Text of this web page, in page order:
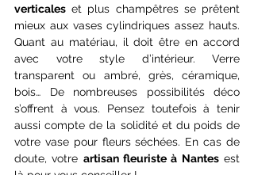
verticales et plus champêtres se prêtent
mieux aux vases cylindriques assez hauts.
Quant au matériau, il doit être en accord
avec votre style d’intérieur. Verre
transparent ou ambré, grès, céramique,
bois… De nombreuses possibilités déco
s’offrent à vous. Pensez toutefois à tenir
aussi compte de la solidité et du poids de
votre vase pour fleurs séchées. En cas de
doute, votre artisan fleuriste à Nantes est